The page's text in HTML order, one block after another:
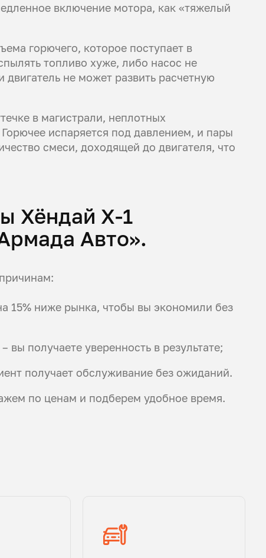
включение мотора, как «тяжелый
горючего, которое поступает в
топливо хуже, либо насос не
не может развить расчетную
в магистрали, неплотных
испаряется под давлением, и пары
смеси, доходящей до двигателя, что
Хёндай Х-1
Авто».
15% ниже рынка, чтобы вы экономили без
получаете уверенность в результате;
получает обслуживание без ожиданий.
по ценам и подберем удобное время.